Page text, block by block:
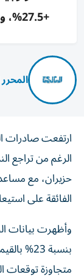
+27.5%، والفائض التجاري 112.5 مليار دولار
ارتفعت صادرات
الرغم من تراجع
حزيران، مع
الفائقة على
وأظهرت بيانات
بنسبة
متجاوزة توقعات